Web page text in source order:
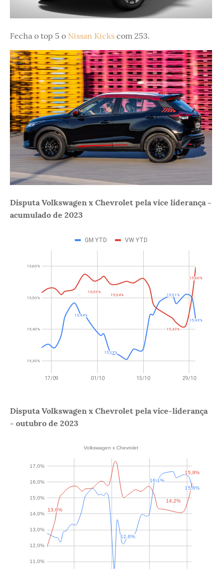
Fecha o top 5 o Nissan Kicks com 253.
Disputa Volkswagen x Chevrolet pela vice liderança -
acumulado de 2023
Disputa Volkswagen x Chevrolet pela vice-liderança
- outubro de 2023